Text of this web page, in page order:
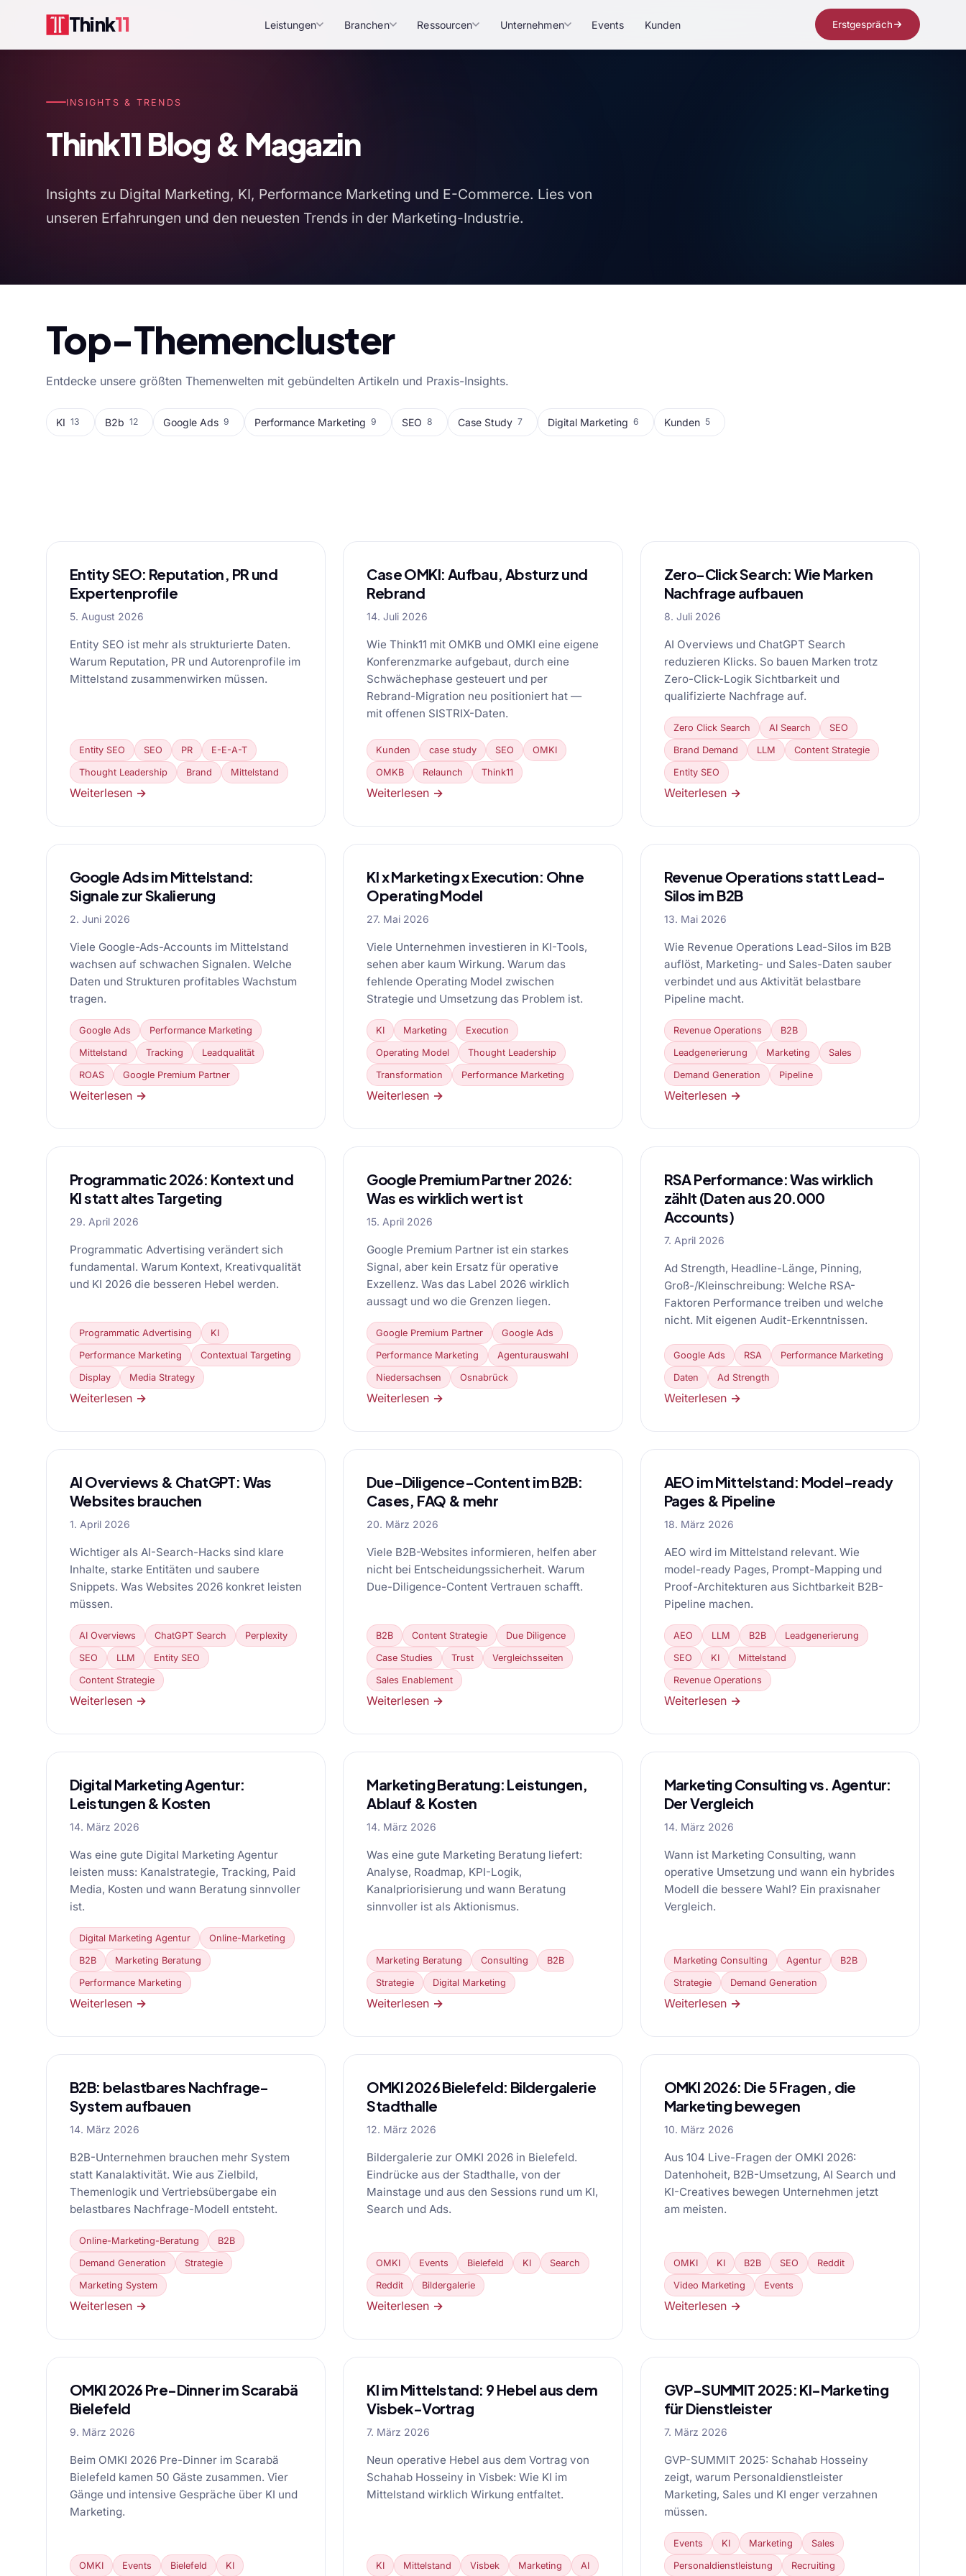
Think11 Leistungen Branchen Ressourcen Unternehmen Events Kunden Erstgespräch
INSIGHTS & TRENDS
Think11 Blog & Magazin
Insights zu Digital Marketing, KI, Performance Marketing und E-Commerce. Lies von
unseren Erfahrungen und den neuesten Trends in der Marketing-Industrie.
Top-Themencluster
Entdecke unsere größten Themenwelten mit gebündelten Artikeln und Praxis-Insights.
KI 13 B2b 12 Google Ads 9 Performance Marketing 9 SEO 8 Case Study 7 Digital Marketing 6 Kunden 5
Alle Blog-Artikel
Entity SEO: Reputation, PR und
Expertenprofile
5. August 2026
Entity SEO ist mehr als strukturierte Daten.
Warum Reputation, PR und Autorenprofile im
Mittelstand zusammenwirken müssen.
Entity SEO SEO PR E-E-A-T
Thought Leadership Brand Mittelstand
Weiterlesen →
Case OMKI: Aufbau, Absturz und
Rebrand
14. Juli 2026
Wie Think11 mit OMKB und OMKI eine eigene
Konferenzmarke aufgebaut, durch eine
Schwächephase gesteuert und per
Rebrand-Migration neu positioniert hat —
mit offenen SISTRIX-Daten.
Kunden case study SEO OMKI
OMKB Relaunch Think11
Weiterlesen →
Zero-Click Search: Wie Marken
Nachfrage aufbauen
8. Juli 2026
AI Overviews und ChatGPT Search
reduzieren Klicks. So bauen Marken trotz
Zero-Click-Logik Sichtbarkeit und
qualifizierte Nachfrage auf.
Zero Click Search AI Search SEO
Brand Demand LLM Content Strategie
Entity SEO
Weiterlesen →
Google Ads im Mittelstand:
Signale zur Skalierung
2. Juni 2026
Viele Google-Ads-Accounts im Mittelstand
wachsen auf schwachen Signalen. Welche
Daten und Strukturen profitables Wachstum
tragen.
Google Ads Performance Marketing
Mittelstand Tracking Leadqualität
ROAS Google Premium Partner
Weiterlesen →
KI x Marketing x Execution: Ohne
Operating Model
27. Mai 2026
Viele Unternehmen investieren in KI-Tools,
sehen aber kaum Wirkung. Warum das
fehlende Operating Model zwischen
Strategie und Umsetzung das Problem ist.
KI Marketing Execution
Operating Model Thought Leadership
Transformation Performance Marketing
Weiterlesen →
Revenue Operations statt Lead-
Silos im B2B
13. Mai 2026
Wie Revenue Operations Lead-Silos im B2B
auflöst, Marketing- und Sales-Daten sauber
verbindet und aus Aktivität belastbare
Pipeline macht.
Revenue Operations B2B
Leadgenerierung Marketing Sales
Demand Generation Pipeline
Weiterlesen →
Programmatic 2026: Kontext und
KI statt altes Targeting
29. April 2026
Programmatic Advertising verändert sich
fundamental. Warum Kontext, Kreativqualität
und KI 2026 die besseren Hebel werden.
Programmatic Advertising KI
Performance Marketing Contextual Targeting
Display Media Strategy
Weiterlesen →
Google Premium Partner 2026:
Was es wirklich wert ist
15. April 2026
Google Premium Partner ist ein starkes
Signal, aber kein Ersatz für operative
Exzellenz. Was das Label 2026 wirklich
aussagt und wo die Grenzen liegen.
Google Premium Partner Google Ads
Performance Marketing Agenturauswahl
Niedersachsen Osnabrück
Weiterlesen →
RSA Performance: Was wirklich
zählt (Daten aus 20.000
Accounts)
7. April 2026
Ad Strength, Headline-Länge, Pinning,
Groß-/Kleinschreibung: Welche RSA-
Faktoren Performance treiben und welche
nicht. Mit eigenen Audit-Erkenntnissen.
Google Ads RSA Performance Marketing
Daten Ad Strength
Weiterlesen →
AI Overviews & ChatGPT: Was
Websites brauchen
1. April 2026
Wichtiger als AI-Search-Hacks sind klare
Inhalte, starke Entitäten und saubere
Snippets. Was Websites 2026 konkret leisten
müssen.
AI Overviews ChatGPT Search Perplexity
SEO LLM Entity SEO
Content Strategie
Weiterlesen →
Due-Diligence-Content im B2B:
Cases, FAQ & mehr
20. März 2026
Viele B2B-Websites informieren, helfen aber
nicht bei Entscheidungssicherheit. Warum
Due-Diligence-Content Vertrauen schafft.
B2B Content Strategie Due Diligence
Case Studies Trust Vergleichsseiten
Sales Enablement
Weiterlesen →
AEO im Mittelstand: Model-ready
Pages & Pipeline
18. März 2026
AEO wird im Mittelstand relevant. Wie
model-ready Pages, Prompt-Mapping und
Proof-Architekturen aus Sichtbarkeit B2B-
Pipeline machen.
AEO LLM B2B Leadgenerierung
SEO KI Mittelstand
Revenue Operations
Weiterlesen →
Digital Marketing Agentur:
Leistungen & Kosten
14. März 2026
Was eine gute Digital Marketing Agentur
leisten muss: Kanalstrategie, Tracking, Paid
Media, Kosten und wann Beratung sinnvoller
ist.
Digital Marketing Agentur Online-Marketing
B2B Marketing Beratung
Performance Marketing
Weiterlesen →
Marketing Beratung: Leistungen,
Ablauf & Kosten
14. März 2026
Was eine gute Marketing Beratung liefert:
Analyse, Roadmap, KPI-Logik,
Kanalpriorisierung und wann Beratung
sinnvoller ist als Aktionismus.
Marketing Beratung Consulting B2B
Strategie Digital Marketing
Weiterlesen →
Marketing Consulting vs. Agentur:
Der Vergleich
14. März 2026
Wann ist Marketing Consulting, wann
operative Umsetzung und wann ein hybrides
Modell die bessere Wahl? Ein praxisnaher
Vergleich.
Marketing Consulting Agentur B2B
Strategie Demand Generation
Weiterlesen →
B2B: belastbares Nachfrage-
System aufbauen
14. März 2026
B2B-Unternehmen brauchen mehr System
statt Kanalaktivität. Wie aus Zielbild,
Themenlogik und Vertriebsübergabe ein
belastbares Nachfrage-Modell entsteht.
Online-Marketing-Beratung B2B
Demand Generation Strategie
Marketing System
Weiterlesen →
OMKI 2026 Bielefeld: Bildergalerie
Stadthalle
12. März 2026
Bildergalerie zur OMKI 2026 in Bielefeld.
Eindrücke aus der Stadthalle, von der
Mainstage und aus den Sessions rund um KI,
Search und Ads.
OMKI Events Bielefeld KI Search
Reddit Bildergalerie
Weiterlesen →
OMKI 2026: Die 5 Fragen, die
Marketing bewegen
10. März 2026
Aus 104 Live-Fragen der OMKI 2026:
Datenhoheit, B2B-Umsetzung, AI Search und
KI-Creatives bewegen Unternehmen jetzt
am meisten.
OMKI KI B2B SEO Reddit
Video Marketing Events
Weiterlesen →
OMKI 2026 Pre-Dinner im Scarabä
Bielefeld
9. März 2026
Beim OMKI 2026 Pre-Dinner im Scarabä
Bielefeld kamen 50 Gäste zusammen. Vier
Gänge und intensive Gespräche über KI und
Marketing.
OMKI Events Bielefeld KI
KI im Mittelstand: 9 Hebel aus dem
Visbek-Vortrag
7. März 2026
Neun operative Hebel aus dem Vortrag von
Schahab Hosseiny in Visbek: Wie KI im
Mittelstand wirklich Wirkung entfaltet.
KI Mittelstand Visbek Marketing AI
GVP-SUMMIT 2025: KI-Marketing
für Dienstleister
7. März 2026
GVP-SUMMIT 2025: Schahab Hosseiny
zeigt, warum Personaldienstleister
Marketing, Sales und KI enger verzahnen
müssen.
Events KI Marketing Sales
Personaldienstleistung Recruiting